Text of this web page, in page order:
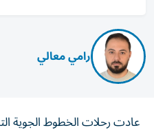
رامي معالي
عادت رحلات الخطوط الجوية